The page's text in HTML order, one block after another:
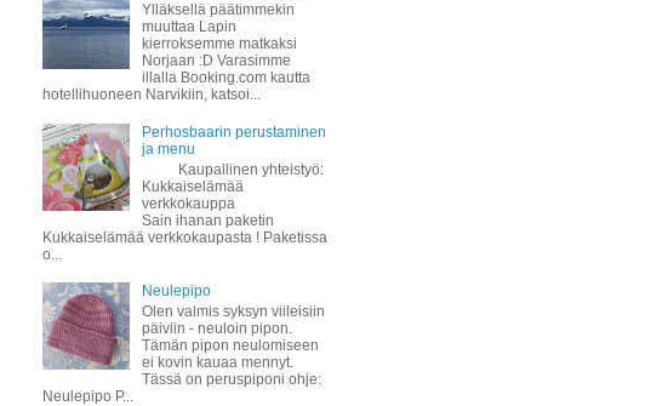
Ylläksellä päätimmekin
muuttaa Lapin
kierroksemme matkaksi
Norjaan :D Varasimme
illalla Booking.com kautta
hotellihuoneen Narvikiin, katsoi...
Perhosbaarin perustaminen
ja menu
Kaupallinen yhteistyö:
Kukkaiselämää
verkkokauppa
Sain ihanan paketin
Kukkaiselämää verkkokaupasta ! Paketissa
o...
Neulepipo
Olen valmis syksyn viileisiin
päiviin - neuloin pipon.
Tämän pipon neulomiseen
ei kovin kauaa mennyt.
Tässä on peruspiponi ohje:
Neulepipo P...